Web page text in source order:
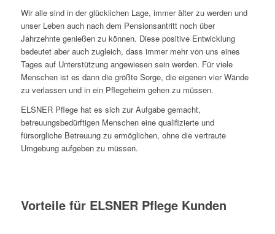
Wir alle sind in der glücklichen Lage, immer älter zu werden und
unser Leben auch nach dem Pensionsantritt noch über
Jahrzehnte genießen zu können. Diese positive Entwicklung
bedeutet aber auch zugleich, dass immer mehr von uns eines
Tages auf Unterstützung angewiesen sein werden. Für viele
Menschen ist es dann die größte Sorge, die eigenen vier Wände
zu verlassen und in ein Pflegeheim gehen zu müssen.
ELSNER Pflege hat es sich zur Aufgabe gemacht,
betreuungsbedürftigen Menschen eine qualifizierte und
fürsorgliche Betreuung zu ermöglichen, ohne die vertraute
Umgebung aufgeben zu müssen.
Vorteile für ELSNER Pflege Kunden